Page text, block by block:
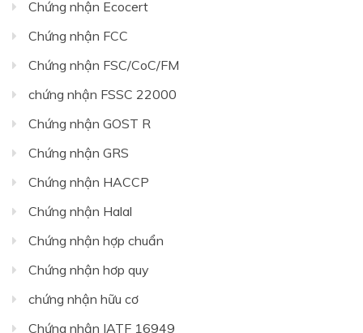
Chứng nhận Ecocert
Chứng nhận FCC
Chứng nhận FSC/CoC/FM
chứng nhận FSSC 22000
Chứng nhận GOST R
Chứng nhận GRS
Chứng nhận HACCP
Chứng nhận Halal
Chứng nhận hợp chuẩn
Chứng nhận hơp quy
chứng nhận hữu cơ
Chứng nhận IATF 16949